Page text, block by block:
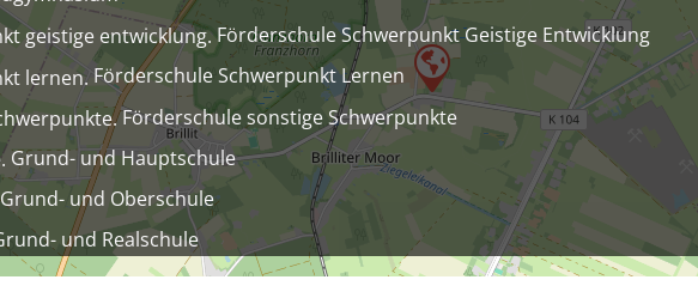
Förderschule Schwerpunkt Geistige Entwicklung
Förderschule Schwerpunkt Lernen
Förderschule sonstige Schwerpunkte
Grund- und Hauptschule
Grund- und Oberschule
und Realschule
Grund-, Haupt- und Realschule